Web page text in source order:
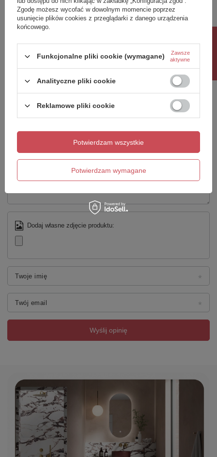
Potrzebujesz pomocy? Masz pytania?
Zadaj pytanie a my odpowiemy niezwłocznie,
dla innych.
Zadaj pytanie
Napisz swoją opinię
Dodaj własne zdjęcie produktu:
Twoje imię
Twój email
Wyślij opinię
Zgodę możesz wycofać w dowolnym momencie poprzez
usunięcie plików cookies z przeglądarki z danego urządzenia
końcowego.
Funkcjonalne pliki cookie (wymagane)
Zawsze
aktywne
Analityczne pliki cookie
Reklamowe pliki cookie
Potwierdzam wymagane
Potwierdzam wszystkie